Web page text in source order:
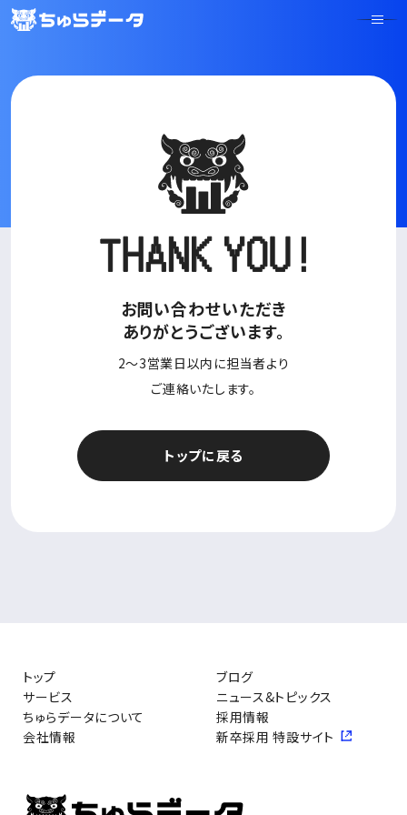
お問い合わせいただき
ありがとうございます。
2～3営業日以内に担当者より
ご連絡いたします。
トップに戻る
トップ
ブログ
サービス
ニュース&トピックス
ちゅらデータについて
採用情報
会社情報
新卒採用 特設サイト